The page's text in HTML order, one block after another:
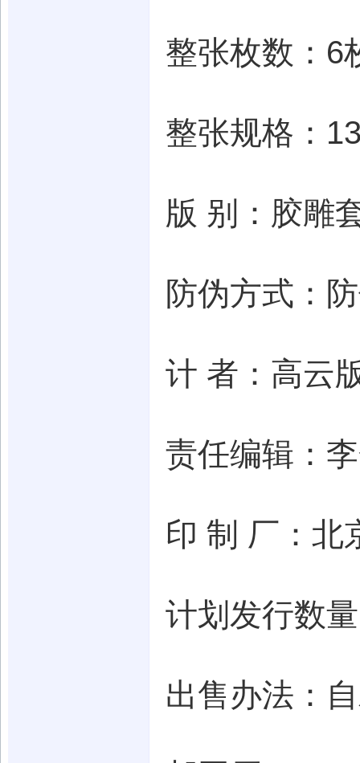
整张枚数：6
整张规格：
版 别：胶雕
防伪方式：
计 者：高云
责任编辑：
印 制 厂：北
计划发行数
出售办法：